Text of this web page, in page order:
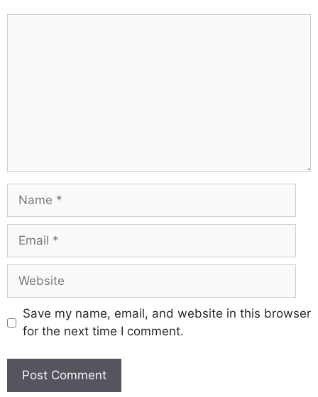
Save my name, email, and website in this browser
for the next time I comment.